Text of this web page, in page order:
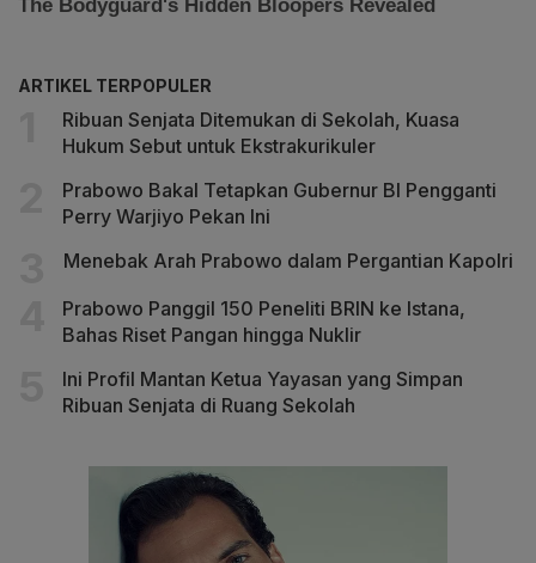
ARTIKEL TERPOPULER
Ribuan Senjata Ditemukan di Sekolah, Kuasa
Hukum Sebut untuk Ekstrakurikuler
Prabowo Bakal Tetapkan Gubernur BI Pengganti
Perry Warjiyo Pekan Ini
Menebak Arah Prabowo dalam Pergantian Kapolri
Prabowo Panggil 150 Peneliti BRIN ke Istana,
Bahas Riset Pangan hingga Nuklir
Ini Profil Mantan Ketua Yayasan yang Simpan
Ribuan Senjata di Ruang Sekolah